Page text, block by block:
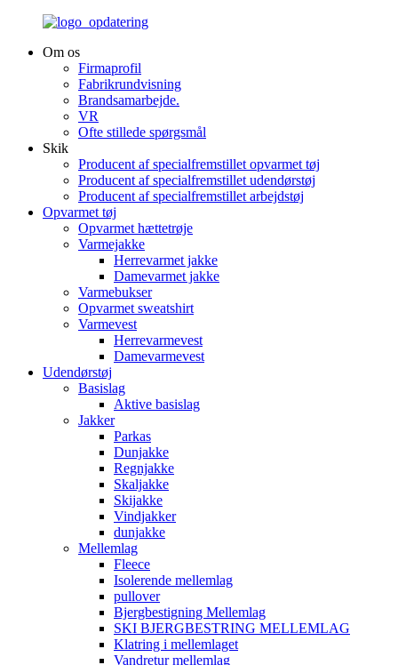
Om os
Firmaprofil
Fabrikrundvisning
Brandsamarbejde.
VR
Ofte stillede spørgsmål
Skik
Producent af specialfremstillet opvarmet tøj
Producent af specialfremstillet udendørstøj
Producent af specialfremstillet arbejdstøj
Opvarmet tøj
Opvarmet hættetrøje
Varmejakke
Herrevarmet jakke
Damevarmet jakke
Varmebukser
Opvarmet sweatshirt
Varmevest
Herrevarmevest
Damevarmevest
Udendørstøj
Basislag
Aktive basislag
Jakker
Parkas
Dunjakke
Regnjakke
Skaljakke
Skijakke
Vindjakker
dunjakke
Mellemlag
Fleece
Isolerende mellemlag
pullover
Bjergbestigning Mellemlag
SKI BJERGBESTRING MELLEMLAG
Klatring i mellemlaget
Vandretur mellemlag